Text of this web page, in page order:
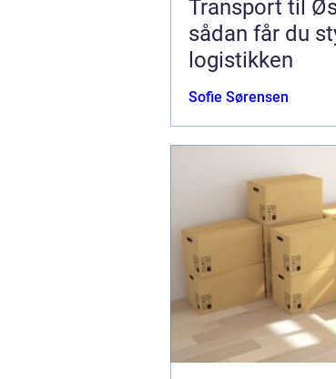
Transport til
sådan får du
logistikken
Sofie Sørensen